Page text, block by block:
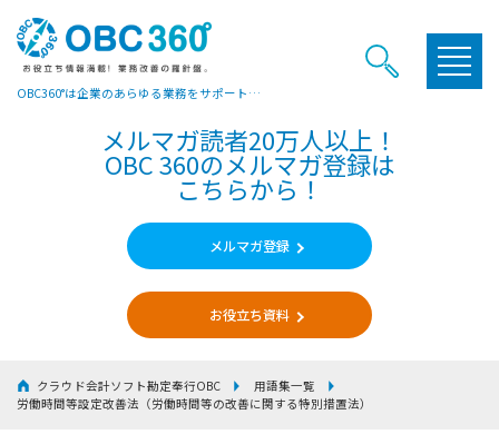
OBC360°は企業のあらゆる業務をサポートするヒントやお役立ち情報をご提供しています
メルマガ読者20万人以上！
OBC 360のメルマガ登録は
こちらから！
メルマガ登録
お役立ち資料
クラウド会計ソフト勘定奉行OBC
用語集一覧
労働時間等設定改善法 （労働時間等の改善に関する特別措置法）